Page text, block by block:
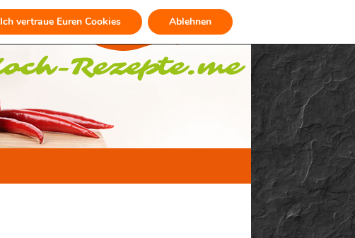
Ich vertraue Euren Cookies Ablehnen